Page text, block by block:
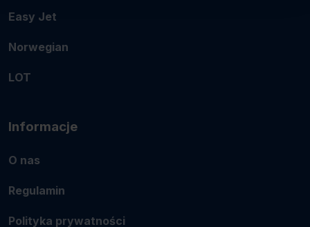
Easy Jet
Norwegian
LOT
Informacje
O nas
Regulamin
Polityka prywatności